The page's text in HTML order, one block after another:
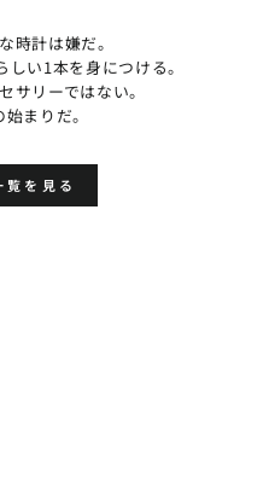
時計は嫌だ。
い1本を身につける。
サリーではない。
まりだ。
覧を見る